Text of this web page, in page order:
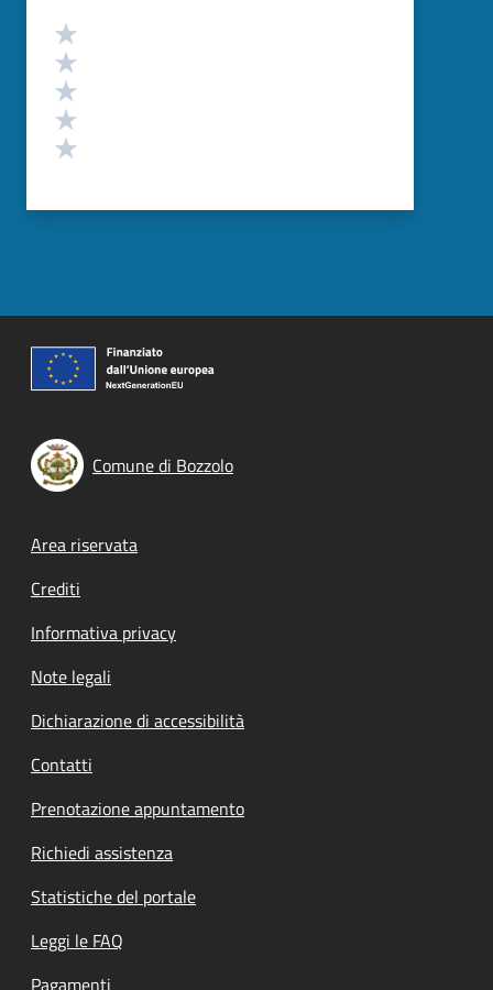
Valutazione
Comune di Bozzolo
Footer menu
Area riservata
Crediti
Informativa privacy
Note legali
Dichiarazione di accessibilità
Contatti
Prenotazione appuntamento
Richiedi assistenza
Statistiche del portale
Leggi le FAQ
Pagamenti